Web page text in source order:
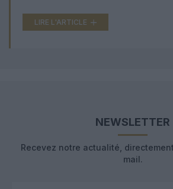
LIRE L'ARTICLE
NEWSLETTER
Recevez notre actualité,
mail.